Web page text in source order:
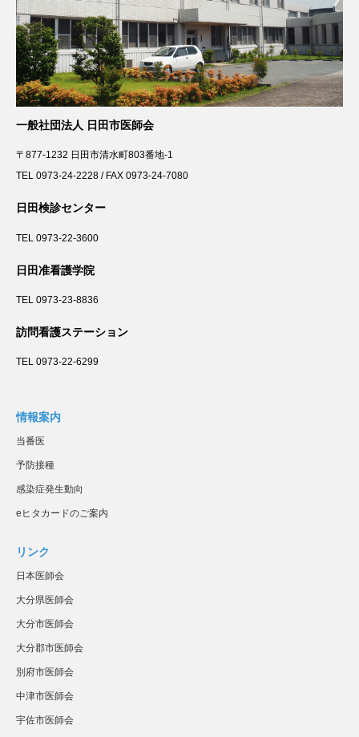
一般社団法人 日田市医師会
〒877-1232 日田市清水町803番地-1
TEL 0973-24-2228 / FAX 0973-24-7080
日田検診センター
TEL 0973-22-3600
日田准看護学院
TEL 0973-23-8836
訪問看護ステーション
TEL 0973-22-6299
情報案内
当番医
予防接種
感染症発生動向
eヒタカードのご案内
リンク
日本医師会
大分県医師会
大分市医師会
大分郡市医師会
別府市医師会
中津市医師会
宇佐市医師会